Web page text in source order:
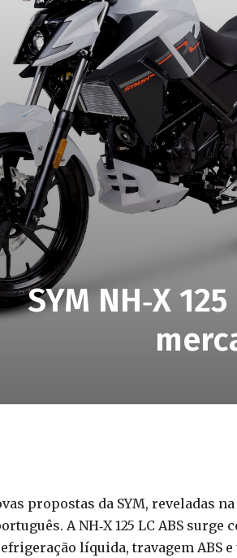
SYM NH‑X
propostas da SYM, reveladas
A NH‑X 125 LC ABS
líquida, travagem ABS e